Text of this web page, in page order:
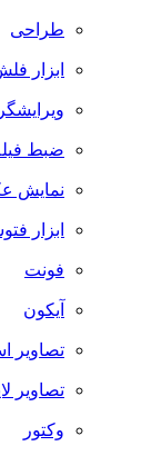
طراحی
ابزار فلش
ویرایشگر تصویر
ضبط فيلم و
نمایش عکس
ابزار فتوشاپ
فونت
آیکون
تصاویر استوک
تصاویر لایه باز
وکتور